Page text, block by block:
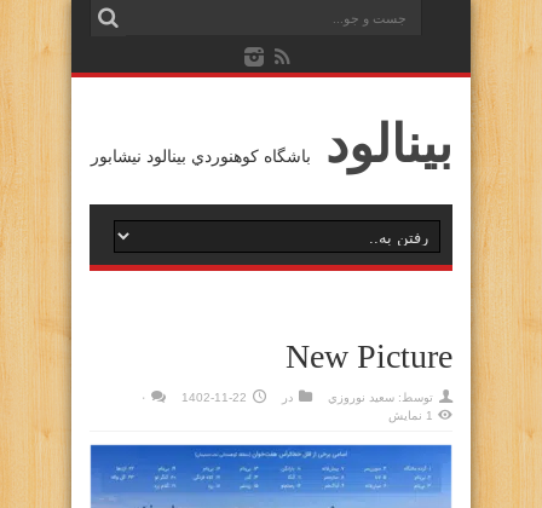
بينالود باشگاه كوهنوردي بينالود نيشابور
New Picture
توسط: سعيد نوروزي در 1402-11-22
۰
1 نمایش